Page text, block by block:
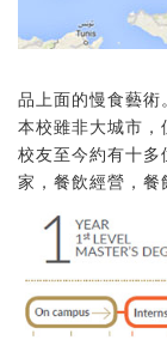
品上面的慢食藝術
本校雖非大城市，
校友至今約有十多
家，餐飲經營，餐